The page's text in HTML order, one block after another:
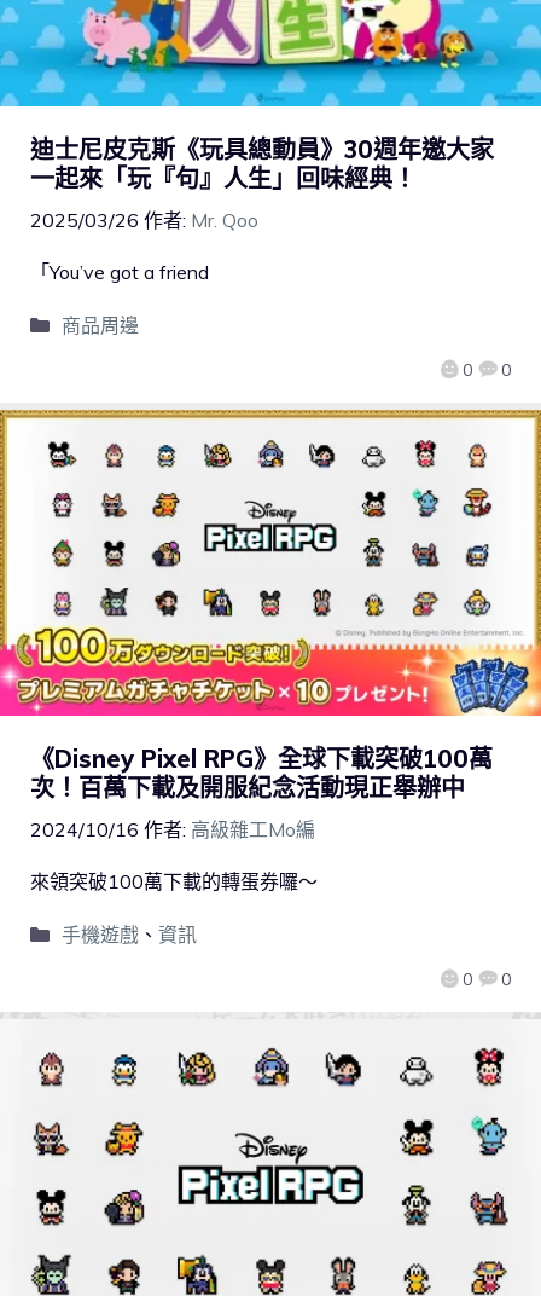
迪士尼皮克斯《玩具總動員》30週年邀大家
一起來「玩『句』人生」回味經典！
2025/03/26 作者: Mr. Qoo
0 0
「You’ve got a friend
商品周邊
《Disney Pixel RPG》全球下載突破100萬
次！百萬下載及開服紀念活動現正舉辦中
2024/10/16 作者: 高級雜工Mo編
0 0
來領突破100萬下載的轉蛋券囉～
手機遊戲、 資訊